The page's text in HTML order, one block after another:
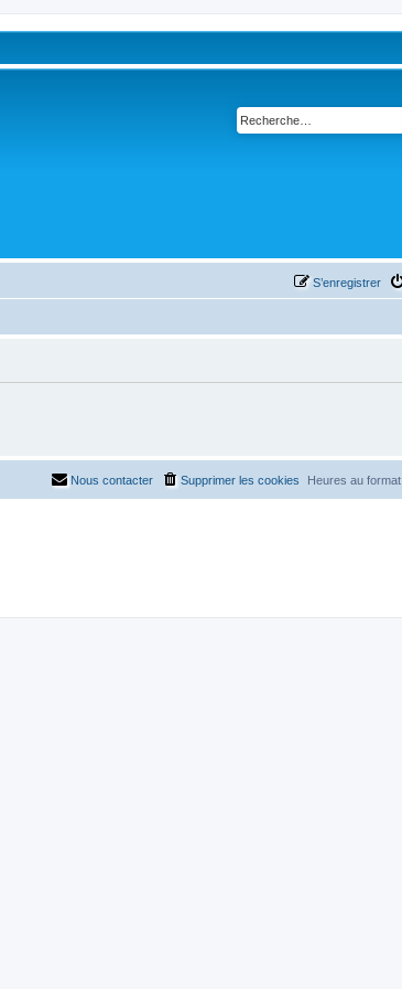
S’enregistrer
Heures au format
Supprimer les cookies
Nous contacter